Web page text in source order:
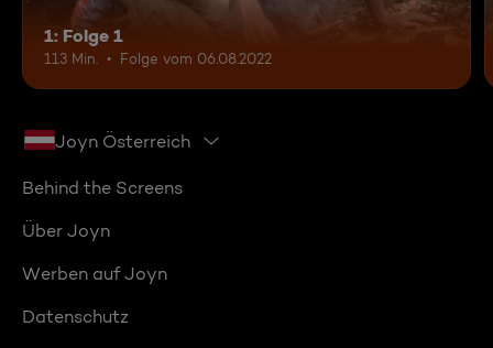
1: Folge 1
113 Min. Folge vom 06.08.2022
Joyn Österreich
Behind the Screens
Über Joyn
Werben auf Joyn
Datenschutz